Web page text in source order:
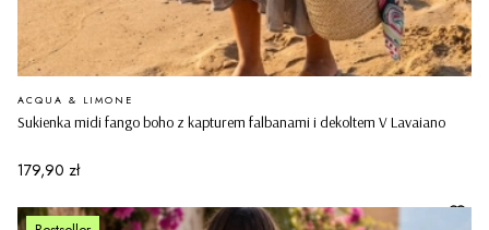
Sukienka midi fango boho z kapturem falbanami i dekoltem V Lavaiano
PRODUCENT
ACQUA & LIMONE
Cena
179,90 zł